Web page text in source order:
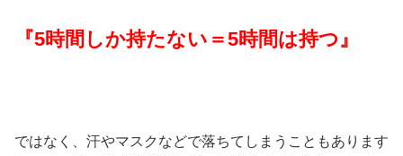
『5時間しか持たない＝5時間は持つ』
ではなく、汗やマスクなどで落ちてしまうこともあります